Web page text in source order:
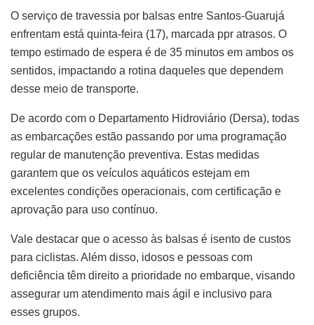
O serviço de travessia por balsas entre Santos-Guarujá
enfrentam está quinta-feira (17), marcada ppr atrasos. O
tempo estimado de espera é de 35 minutos em ambos os
sentidos, impactando a rotina daqueles que dependem
desse meio de transporte.
De acordo com o Departamento Hidroviário (Dersa), todas
as embarcações estão passando por uma programação
regular de manutenção preventiva. Estas medidas
garantem que os veículos aquáticos estejam em
excelentes condições operacionais, com certificação e
aprovação para uso contínuo.
Vale destacar que o acesso às balsas é isento de custos
para ciclistas. Além disso, idosos e pessoas com
deficiência têm direito a prioridade no embarque, visando
assegurar um atendimento mais ágil e inclusivo para
esses grupos.